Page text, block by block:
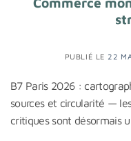
PUBLIÉ LE 22
B7 Paris 2026 :
sources et circularité —
critiques sont désormais